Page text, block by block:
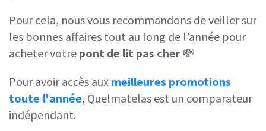
Pour cela, nous vous recommandons de veiller sur
les bonnes affaires tout au long de l’année pour
acheter votre pont de lit pas cher 💸
Pour avoir accès aux meilleures promotions
toute l'année, Quelmatelas est un comparateur
indépendant.